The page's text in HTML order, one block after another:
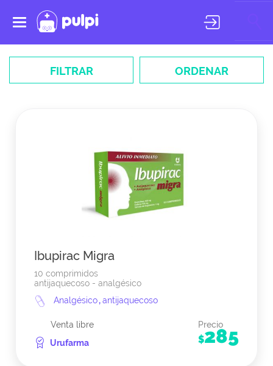
Toggle
navigation
FILTRAR ORDENAR
Ibupirac Migra
10 comprimidos
antijaquecoso - analgésico
Analgésico,antijaquecoso
Venta libre
Urufarma
Precio
$285